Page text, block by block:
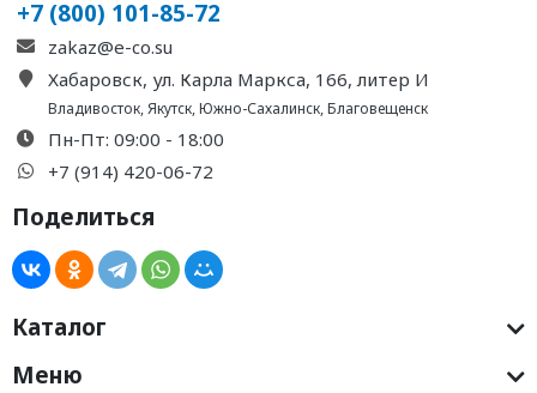
+7 (800) 101-85-72
zakaz@e-co.su
Хабаровск, ул. Карла Маркса, 166, литер И
Владивосток,Якутск,Южно-Сахалинск,Благовещенск
Пн-Пт: 09:00 - 18:00
+7 (914) 420-06-72
Поделиться
Каталог
Меню